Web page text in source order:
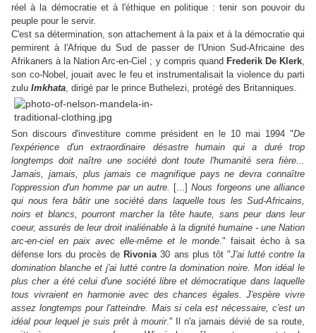
réel à la démocratie et à l'éthique en politique : tenir son pouvoir du
peuple pour le servir.
C'est sa détermination, son attachement à la paix et à la démocratie qui
permirent à l'Afrique du Sud de passer de l'Union Sud-Africaine des
Afrikaners à la Nation Arc-en-Ciel ; y compris quand Frederik De Klerk,
son co-Nobel, jouait avec le feu et instrumentalisait la violence du parti
zulu Imkhata, dirigé par le prince Buthelezi, protégé des Britanniques.
Son discours d'investiture comme président en le 10 mai 1994 "De
l'expérience d'un extraordinaire désastre humain qui a duré trop
longtemps doit naître une société dont toute l'humanité sera fière...
Jamais, jamais, plus jamais ce magnifique pays ne devra connaître
l'oppression d'un homme par un autre. [...]Nous forgeons une alliance
qui nous fera bâtir une société dans laquelle tous les Sud-Africains,
noirs et blancs, pourront marcher la tête haute, sans peur dans leur
coeur, assurés de leur droit inaliénable à la dignité humaine - une Nation
arc-en-ciel en paix avec elle-même et le monde." faisait écho à sa
défense lors du procès de Rivonia30 ans plus tôt "J'ai lutté contre la
domination blanche et j'ai lutté contre la domination noire. Mon idéal le
plus cher a été celui d'une société libre et démocratique dans laquelle
tous vivraient en harmonie avec des chances égales. J'espère vivre
assez longtemps pour l'atteindre. Mais si cela est nécessaire, c'est un
idéal pour lequel je suis prêt à mourir." Il n'a jamais dévié de sa route,